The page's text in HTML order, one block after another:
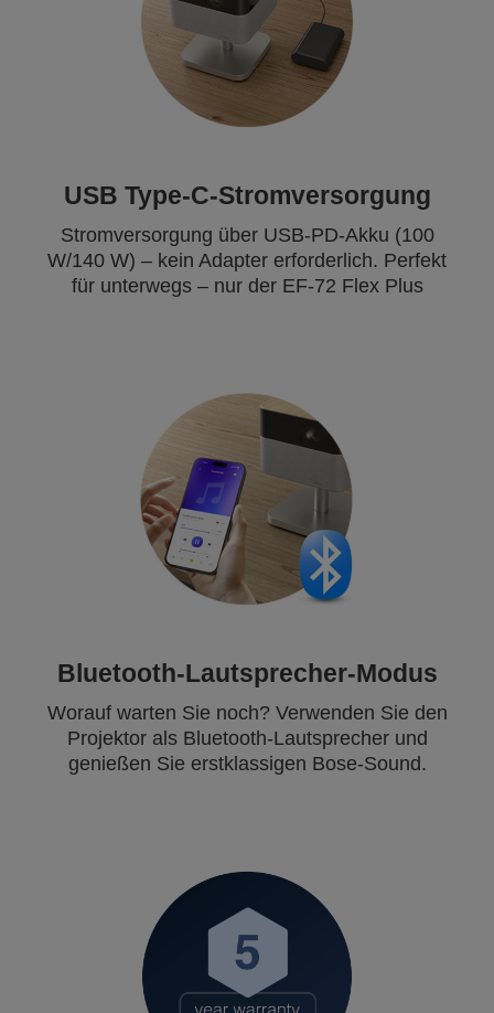
USB Type-C-Stromversorgung
Stromversorgung über USB-PD-Akku (100
W/140 W) – kein Adapter erforderlich. Perfekt
für unterwegs – nur der EF-72 Flex Plus
Bluetooth-Lautsprecher-Modus
Worauf warten Sie noch? Verwenden Sie den
Projektor als Bluetooth-Lautsprecher und
genießen Sie erstklassigen Bose-Sound.